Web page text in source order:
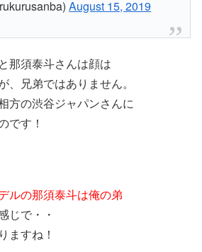
August 15, 2019
那須泰斗さんは顔は
、兄弟ではありません。
方の渋谷ジャパンさんに
です！
ルの那須泰斗は俺の弟
じで・・
ますね！